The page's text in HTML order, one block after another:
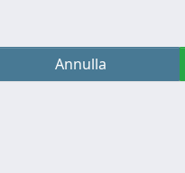
Annulla